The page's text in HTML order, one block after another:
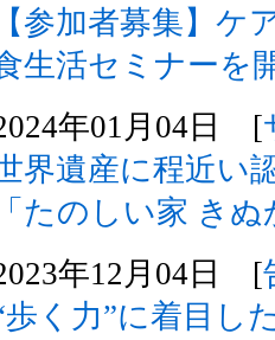
【参加者募集】ケ
生活セミナーを
年01月04日 [
界遺産に程近い
「たのしい家 き
年12月04日 [
歩く力”に着目し